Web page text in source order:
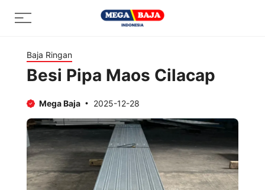
Menu
Baja Ringan
Besi Pipa Maos Cilacap
Mega Baja 2025-12-28